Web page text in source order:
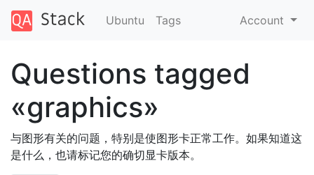
Ubuntu Tags Account
Questions tagged
«graphics»
与图形有关的问题，特别是使图形卡正常工作。如果知道这
是什么，也请标记您的确切显卡版本。